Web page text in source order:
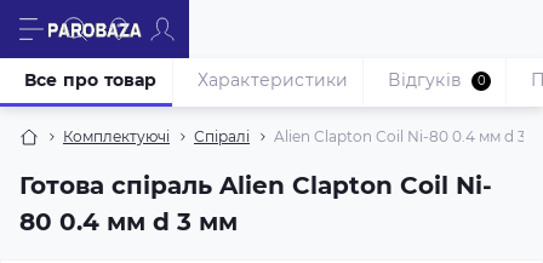
Комплектуючі Спіралі Alien Clapton Coil Ni-80 0.4 мм d 3
Готова спіраль Alien Clapton Coil Ni-
80 0.4 мм d 3 мм
Все про товар Характеристики Відгуків 0